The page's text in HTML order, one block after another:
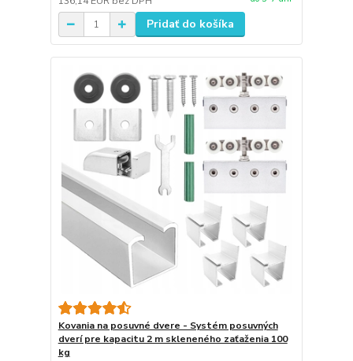
Pridať do košíka
Kovania na posuvné dvere - Systém posuvných
dverí pre kapacitu 2 m skleneného zaťaženia 100
kg